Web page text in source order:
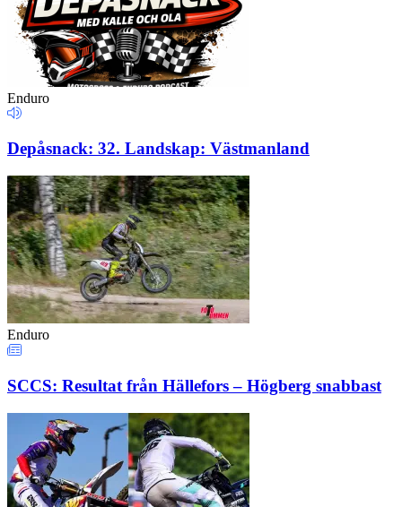
Enduro
Depåsnack: 32. Landskap: Västmanland
Enduro
SCCS: Resultat från Hällefors – Högberg snabbast